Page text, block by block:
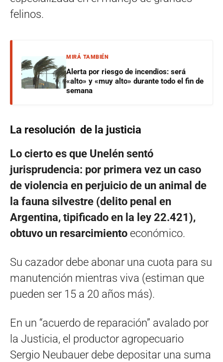
felinos.
MIRÁ TAMBIÉN
Alerta por riesgo de incendios: será
«alto» y «muy alto» durante todo el fin de
semana
La resolución de la justicia
Lo cierto es que Unelén sentó
jurisprudencia: por primera vez un caso
de violencia en perjuicio de un animal de
la fauna silvestre (delito penal en
Argentina, tipificado en la ley 22.421),
obtuvo un resarcimiento económico.
Su cazador debe abonar una cuota para su
manutención mientras viva (estiman que
pueden ser 15 a 20 años más).
En un “acuerdo de reparación” avalado por
la Justicia, el productor agropecuario
Sergio Neubauer debe depositar una suma